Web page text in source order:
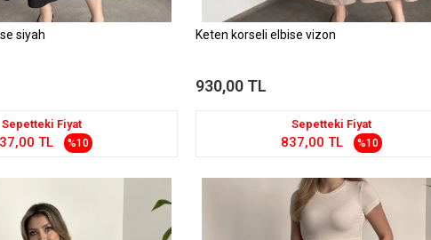
siyah
Sepetteki Fiyat
TL %10
Keten korseli elbise vizon
930,00 TL
Sepetteki Fiyat
837,00 TL %10